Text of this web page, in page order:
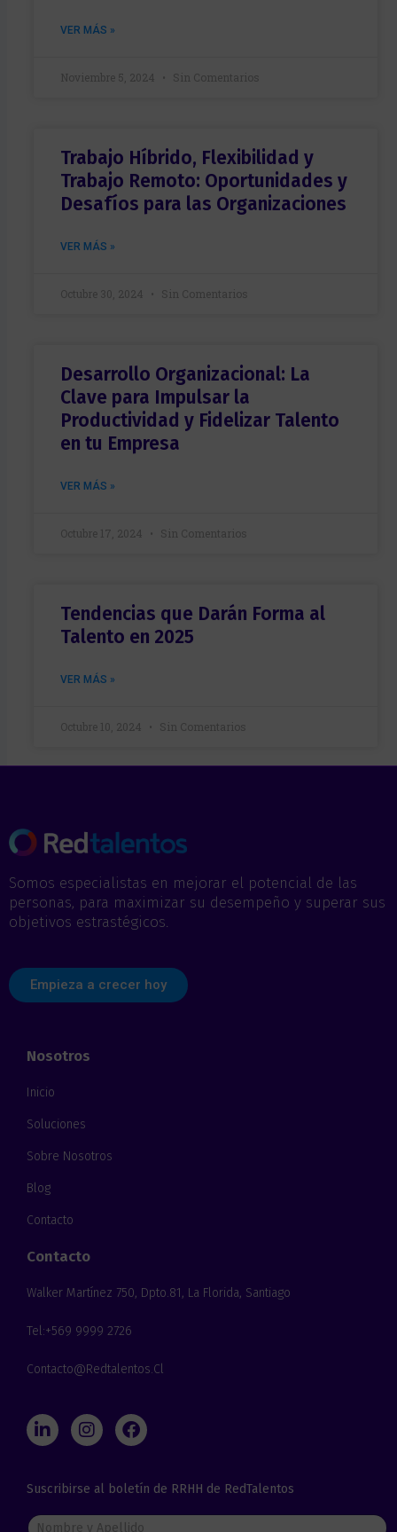
VER MÁS »
Noviembre 5, 2024 Sin Comentarios
Trabajo Híbrido, Flexibilidad y
Trabajo Remoto: Oportunidades y
Desafíos para las Organizaciones
VER MÁS »
Octubre 30, 2024 Sin Comentarios
Desarrollo Organizacional: La
Clave para Impulsar la
Productividad y Fidelizar Talento
en tu Empresa
VER MÁS »
Octubre 17, 2024 Sin Comentarios
Tendencias que Darán Forma al
Talento en 2025
VER MÁS »
Octubre 10, 2024 Sin Comentarios
Somos especialistas en mejorar el potencial de las
personas, para maximizar su desempeño y superar sus
objetivos estrastégicos.
Empieza a crecer hoy
Nosotros
Inicio
Soluciones
Sobre Nosotros
Blog
Contacto
Contacto
Walker Martínez 750, Dpto.81, La Florida, Santiago
Tel:+569 9999 2726
Contacto@redtalentos.cl
L
i
e
d
I
n
a
g
F
a
b
o
Suscribirse al boletín de RRHH de RedTalentos
N